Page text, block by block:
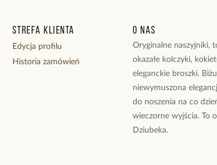
Strefa klienta
Edycja profilu
Historia zamówień
O nas
Oryginalne naszyjniki,
okazałe kolczyki,
eleganckie broszki.
niewymuszona
do noszenia na co
wieczorne wyjścia. To
Dziubeka.